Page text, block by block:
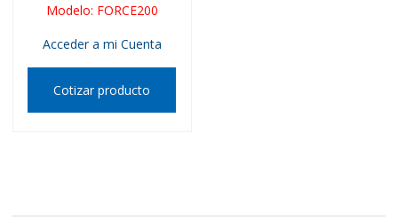
Modelo: FORCE200
Acceder a mi Cuenta
Cotizar producto